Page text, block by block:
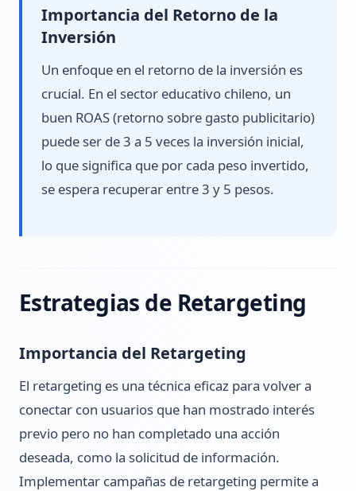
Importancia del Retorno de la
Inversión
Un enfoque en el retorno de la inversión es
crucial. En el sector educativo chileno, un
buen ROAS (retorno sobre gasto publicitario)
puede ser de 3 a 5 veces la inversión inicial,
lo que significa que por cada peso invertido,
se espera recuperar entre 3 y 5 pesos.
Estrategias de Retargeting
Importancia del Retargeting
El retargeting es una técnica eficaz para volver a
conectar con usuarios que han mostrado interés
previo pero no han completado una acción
deseada, como la solicitud de información.
Implementar campañas de retargeting permite a